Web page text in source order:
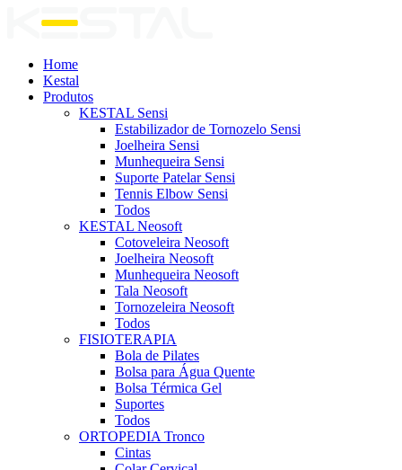
Home
Kestal
Produtos
KESTAL Sensi
Estabilizador de Tornozelo Sensi
Joelheira Sensi
Munhequeira Sensi
Suporte Patelar Sensi
Tennis Elbow Sensi
Todos
KESTAL Neosoft
Cotoveleira Neosoft
Joelheira Neosoft
Munhequeira Neosoft
Tala Neosoft
Tornozeleira Neosoft
Todos
FISIOTERAPIA
Bola de Pilates
Bolsa para Água Quente
Bolsa Térmica Gel
Suportes
Todos
ORTOPEDIA Tronco
Cintas